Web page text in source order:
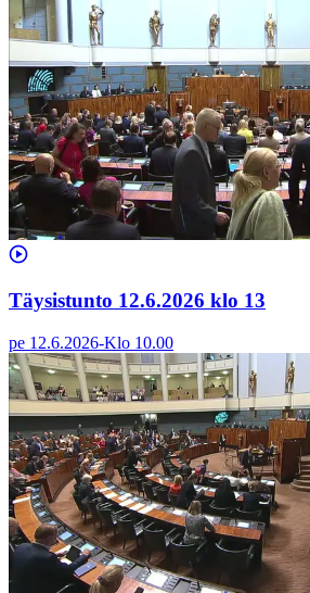
Täysistunto 12.6.2026 klo 13
pe 12.6.2026-Klo 10.00